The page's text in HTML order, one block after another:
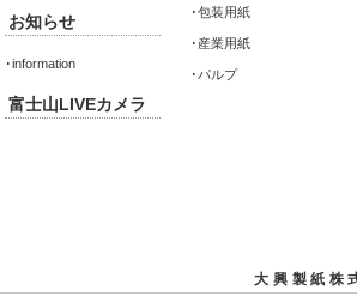
お知らせ
･information
富士山LIVEカメラ
･包装用紙
･ 産業用紙
･ パルプ
大興製紙